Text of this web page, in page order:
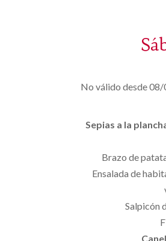
No válido desde
Sepias a la
Brazo de
Ensalada de
Salpicón